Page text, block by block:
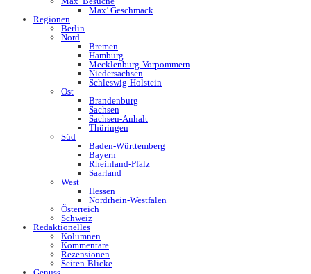
Max’ Geschmack
Regionen
Berlin
Nord
Bremen
Hamburg
Mecklenburg-Vorpommern
Niedersachsen
Schleswig-Holstein
Ost
Brandenburg
Sachsen
Sachsen-Anhalt
Thüringen
Süd
Baden-Württemberg
Bayern
Rheinland-Pfalz
Saarland
West
Hessen
Nordrhein-Westfalen
Österreich
Schweiz
Redaktionelles
Kolumnen
Kommentare
Rezensionen
Seiten-Blicke